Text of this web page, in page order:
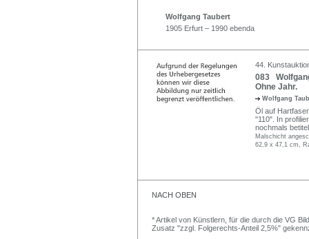
Wolfgang Taubert
1905 Erfurt – 1990 ebenda
44.
083
Ohne Jahr.
Wolfgang
Öl auf
"110". In
nochmals
Malschicht
62,9 x 47,1 cm,
NACH OBEN
* Artikel von Künstlern, für die durch die VG
Zusatz "zzgl. Folgerechts-Anteil 2,5%"